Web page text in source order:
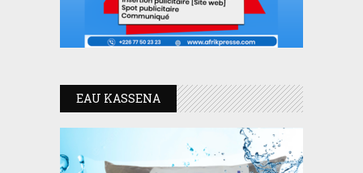
EAU KASSENA